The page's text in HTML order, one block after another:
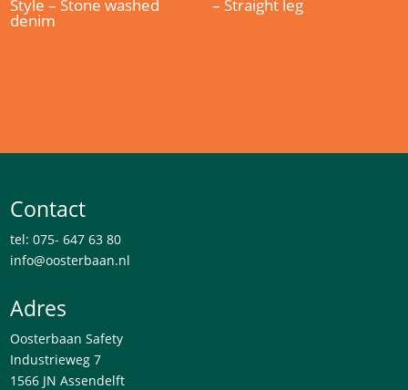
Style – Stone washed
denim
– Straight leg
Contact
tel: 075- 647 63 80
info@oosterbaan.nl
Adres
Oosterbaan Safety
Industrieweg 7
1566 JN Assendelft